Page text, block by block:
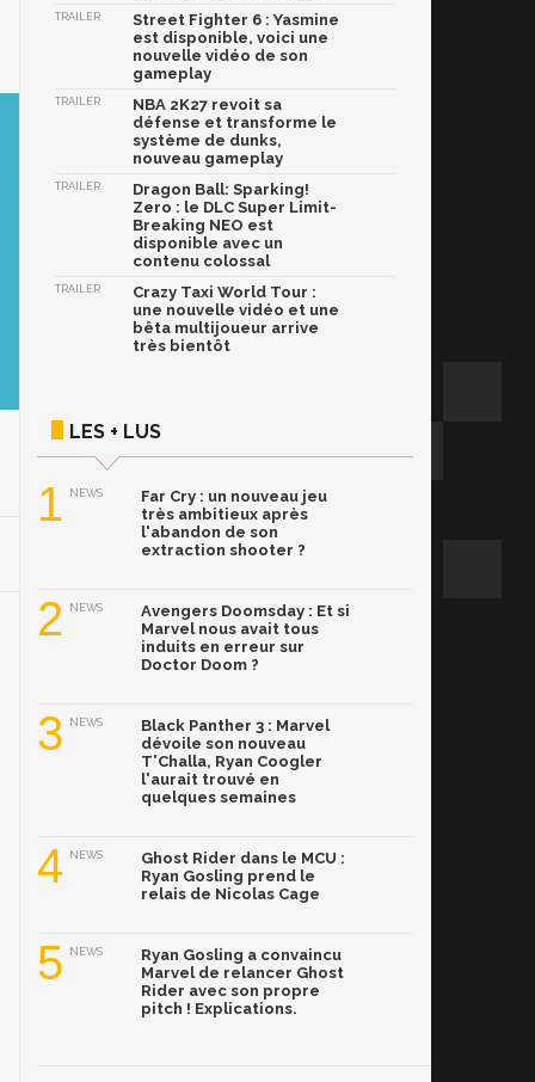
TRAILER
Street Fighter 6 : Yasmine
est disponible, voici une
nouvelle vidéo de son
gameplay
TRAILER
NBA 2K27 revoit sa
défense et transforme le
système de dunks,
nouveau gameplay
TRAILER
Dragon Ball: Sparking!
Zero : le DLC Super Limit-
Breaking NEO est
disponible avec un
contenu colossal
TRAILER
Crazy Taxi World Tour :
une nouvelle vidéo et une
bêta multijoueur arrive
très bientôt
LES + LUS
1 NEWS
Far Cry : un nouveau jeu
très ambitieux après
l'abandon de son
extraction shooter ?
2 NEWS
Avengers Doomsday : Et si
Marvel nous avait tous
induits en erreur sur
Doctor Doom ?
3 NEWS
Black Panther 3 : Marvel
dévoile son nouveau
T'Challa, Ryan Coogler
l'aurait trouvé en
quelques semaines
4 NEWS
Ghost Rider dans le MCU :
Ryan Gosling prend le
relais de Nicolas Cage
5 NEWS
Ryan Gosling a convaincu
Marvel de relancer Ghost
Rider avec son propre
pitch ! Explications.